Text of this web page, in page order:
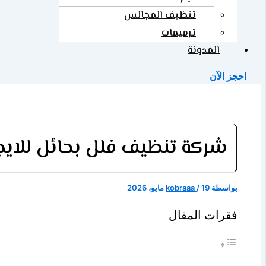
تنظيف المجالس
ترميمات
المدونة
احجز الآن
شركة تنظيف فلل بحائل للايجار 01558442954 بخصم
بواسطة kobraaa/19 مايو، 2026
فقرات المقال